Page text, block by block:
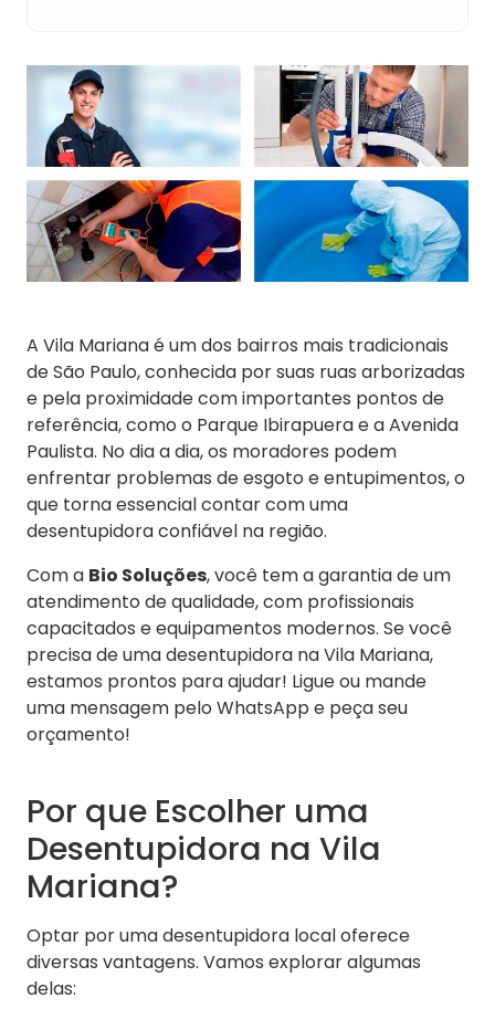
A Vila Mariana é um dos bairros mais tradicionais
de São Paulo, conhecida por suas ruas arborizadas
e pela proximidade com importantes pontos de
referência, como o Parque Ibirapuera e a Avenida
Paulista. No dia a dia, os moradores podem
enfrentar problemas de esgoto e entupimentos, o
que torna essencial contar com uma
desentupidora confiável na região.
Com a Bio Soluções, você tem a garantia de um
atendimento de qualidade, com profissionais
capacitados e equipamentos modernos. Se você
precisa de uma desentupidora na Vila Mariana,
estamos prontos para ajudar! Ligue ou mande
uma mensagem pelo WhatsApp e peça seu
orçamento!
Por que Escolher uma
Desentupidora na Vila
Mariana?
Optar por uma desentupidora local oferece
diversas vantagens. Vamos explorar algumas
delas: